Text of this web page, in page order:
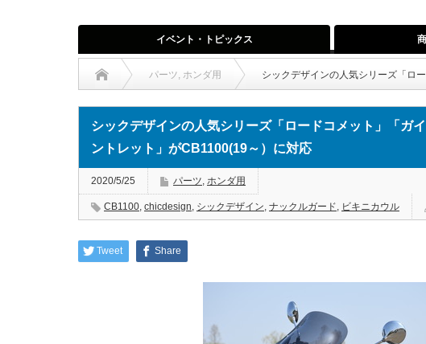
イベント・トピックス
パーツ, ホンダ用 シックデザインの人気シリーズ「ロ
シックデザインの人気シリーズ「ロードコメット」「ガ
ントレット」がCB1100(19～）に対応
2020/5/25 パーツ, ホンダ用
CB1100, chicdesign, シックデザイン, ナックルガード, ビキニカウル
Tweet Share